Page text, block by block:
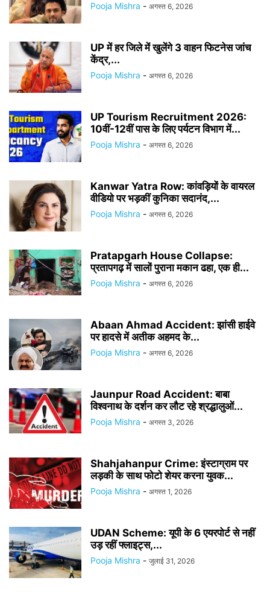
Pooja Mishra - अगस्त 6, 2026
UP में हर जिले में खुलेंगे 3 वाहन फिटनेस जांच
केंद्र,...
Pooja Mishra - अगस्त 6, 2026
UP Tourism Recruitment 2026:
10वीं-12वीं पास के लिए पर्यटन विभाग में...
Pooja Mishra - अगस्त 6, 2026
Kanwar Yatra Row: कांवड़ियों के वायरल
वीडियो पर भड़कीं कुनिका सदानंद,...
Pooja Mishra - अगस्त 6, 2026
Pratapgarh House Collapse:
प्रतापगढ़ में सालों पुराना मकान ढहा, एक ही...
Pooja Mishra - अगस्त 6, 2026
Abaan Ahmad Accident: झांसी हाईवे
पर हादसे में अतीक अहमद के...
Pooja Mishra - अगस्त 6, 2026
Jaunpur Road Accident: बाबा
विश्वनाथ के दर्शन कर लौट रहे श्रद्धालुओं...
Pooja Mishra - अगस्त 3, 2026
Shahjahanpur Crime: इंस्टाग्राम पर
लड़की के साथ फोटो शेयर करना युवक...
Pooja Mishra - अगस्त 1, 2026
UDAN Scheme: यूपी के 6 एयरपोर्ट से नहीं
उड़ रहीं फ्लाइट्स,...
Pooja Mishra - जुलाई 31, 2026